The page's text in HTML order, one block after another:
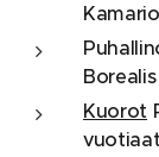
Kuorot